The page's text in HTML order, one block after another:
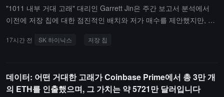
79.34 XMR, 현재 잠재적 손실 약 1.9만 달러.
"1011 내부 거대 고래" 대리인 Garrett Jin은 주간 보고서 분석에서
이전에 저장 칩에 대한 점진적인 배치와 저가 매수를 제안했지만, 시
포지션의 절반을 매도했다고 전했다. 이는 투자 논리가 변화했기 때
럼 보인다"고 말했다. 빠른 자금 회복은 SK 하이닉스와 같은 저장 칩
주식의 단기 상승을 만들 수 있지만, 지속적인 시장을 단독으로 지탱
17시간 전 SK 하이닉스 저장 칩
데이터: 어떤 거대한 고래가 Coinbase Prime에서 총 3만 개
의 ETH를 인출했으며, 그 가치는 약 5721만 달러입니다